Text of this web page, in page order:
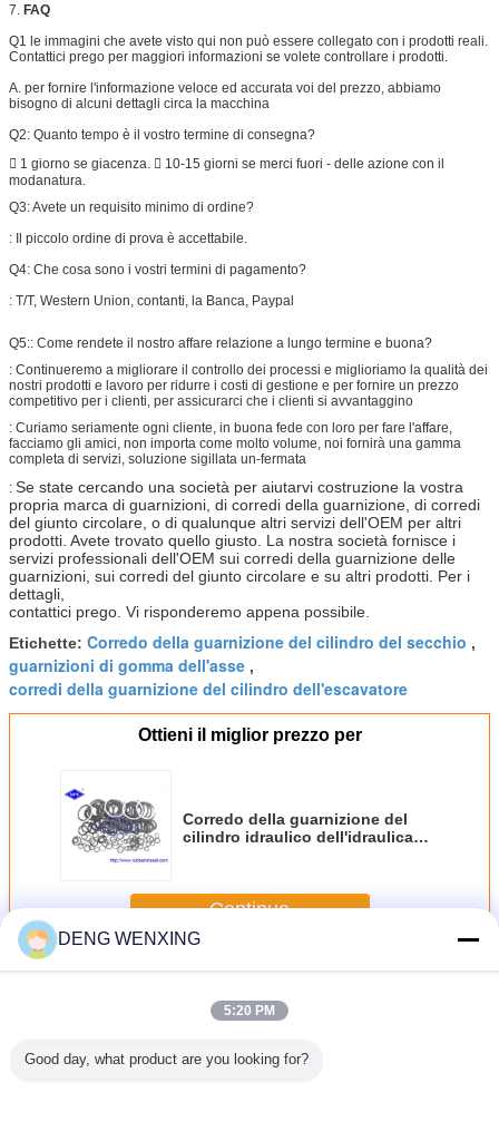
7. FAQ
Q1 le immagini che avete visto qui non può essere collegato con i prodotti reali.
Contattici prego per maggiori informazioni se volete controllare i prodotti.
A. per fornire l'informazione veloce ed accurata voi del prezzo, abbiamo
bisogno di alcuni dettagli circa la macchina
Q2: Quanto tempo è il vostro termine di consegna?
 1 giorno se giacenza.  10-15 giorni se merci fuori - delle azione con il
modanatura.
Q3: Avete un requisito minimo di ordine?
: Il piccolo ordine di prova è accettabile.
Q4: Che cosa sono i vostri termini di pagamento?
: T/T, Western Union, contanti, la Banca, Paypal
Q5:: Come rendete il nostro affare relazione a lungo termine e buona?
: Continueremo a migliorare il controllo dei processi e miglioriamo la qualità dei
nostri prodotti e lavoro per ridurre i costi di gestione e per fornire un prezzo
competitivo per i clienti, per assicurarci che i clienti si avvantaggino
: Curiamo seriamente ogni cliente, in buona fede con loro per fare l'affare,
facciamo gli amici, non importa come molto volume, noi fornirà una gamma
completa di servizi, soluzione sigillata un-fermata
: Se state cercando una società per aiutarvi costruzione la vostra
propria marca di guarnizioni, di corredi della guarnizione, di corredi
del giunto circolare, o di qualunque altri servizi dell'OEM per altri
prodotti. Avete trovato quello giusto. La nostra società fornisce i
servizi professionali dell'OEM sui corredi della guarnizione delle
guarnizioni, sui corredi del giunto circolare e su altri prodotti. Per i
dettagli,
contattici prego. Vi risponderemo appena possibile.
Etichette: Corredo della guarnizione del cilindro del secchio ,
guarnizioni di gomma dell'asse ,
corredi della guarnizione del cilindro dell'escavatore
Ottieni il miglior prezzo per
Corredo della guarnizione del
cilindro idraulico dell'idraulica
Continua
PiùCorredo della guarnizione dell'escavatore
DENG WENXING
5:20 PM
Good day, what product are you looking for?